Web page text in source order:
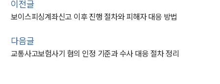
이전글
보이스피싱계좌신고 이후 진행 절차와 피해자 대응 방법
다음글
교통사고보험사기 혐의 인정 기준과 수사 대응 절차 정리